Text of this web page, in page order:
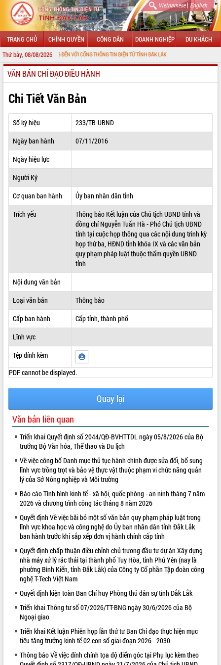
Vietnamese| English
TRANG CHỦ CHÍNH QUYỀN CÔNG DÂN DOANH NGHIỆP DU KHÁCH
Thứ bảy, 08/08/2026
CHÀO MỪNG ĐẾN VỚI CỔNG THÔNG TIN ĐIỆN TỬ TỈNH ĐẮK LẮK
GIỚI THIỆU
LÃNH ĐẠO UBND TỈNH
TIN TỨC SỰ KIỆN
SỞ, BAN, NGÀNH
THÔNG TIN CHỈ ĐẠO ĐIỀU HÀNH
HỆ THỐNG VĂN BẢN
VĂN BẢN HĐND TỈNH
VIDEO
Khám bệnh, cấp phát thuốc miễn phí
và tặng quà người dân xã Cư Pui
Hội nghị UBND tỉnh Đắk Lắk thường kỳ
tháng 7/2026
Lễ truy tặng danh hiệu “Bà Mẹ Việt
Nam Anh hùng” và trao Huân chương
Lao động
UBND tỉnh Đắk Lắk triển khai nhiệm
vụ 6 tháng cuối năm 2026
Kỳ họp thứ Hai, Hội đồng nhân dân
ALBUM ẢNH
VĂN BẢN CHỈ ĐẠO ĐIỀU HÀNH
Chi Tiết Văn Bản
Số ký hiệu
233/TB-UBND
Ngày ban hành
07/11/2016
Ngày hiệu lực
Người Ký
Cơ quan ban hành
Ủy ban nhân dân tỉnh
Trích yếu
Thông báo Kết luận của Chủ tịch UBND tỉnh và
đồng chí Nguyễn Tuấn Hà - Phó Chủ tịch UBND
tỉnh tại cuộc họp thông qua các nội dung trình kỳ
họp thứ ba, HĐND tỉnh khóa IX và các văn bản
quy phạm pháp luật thuộc thẩm quyền UBND
tỉnh
Nội dung văn bản
Loại văn bản
Thông báo
Cấp ban hành
Cấp tỉnh, thành phố
Lĩnh vực
Tệp đính kèm
PDF cannot be displayed.
Quay lại
Văn bản liên quan
Triển khai Quyết định số 2044/QĐ-BVHTTDL ngày 05/8/2026 của Bộ
trưởng Bộ Văn hóa, Thể thao và Du lịch
Về việc công bố Danh mục thủ tục hành chính được sửa đổi, bổ sung
lĩnh vực trồng trọt và bảo vệ thực vật thuộc phạm vi chức năng quản
lý của Sở Nông nghiệp và Môi trường
Báo cáo Tình hình kinh tế - xã hội, quốc phòng - an ninh tháng 7 năm
2026 và chương trình công tác tháng 8 năm 2026
Quyết định Về việc bãi bỏ một số văn bản quy phạm pháp luật trong
lĩnh vực khoa học và công nghệ do Ủy ban nhân dân tỉnh Đắk Lắk
ban hành trước khi sắp xếp đơn vị hành chính cấp tỉnh
Quyết định chấp thuận điều chỉnh chủ trương đầu tư dự án Xây dựng
nhà máy xử lý rác thải tại thành phố Tuy Hòa, tỉnh Phú Yên (nay là
phường Bình Kiến, tỉnh Đắk Lắk) của Công ty Cổ phần Tập đoàn công
nghệ T-Tech Việt Nam
Quyết định kiện toàn Ban Chỉ huy Phòng thủ dân sự tỉnh Đắk Lắk
Triển khai Thông tư số 07/2026/TT-BNG ngày 30/6/2026 của Bộ
Ngoại giao
Triển khai Kết luận Phiên họp lần thứ tư Ban Chỉ đạo thực hiện mục
tiêu tăng trưởng kinh tế 02 con số giai đoạn 2026 - 2030
Thông báo Về việc đính chính tọa độ điểm góc tại Phụ lục kèm theo